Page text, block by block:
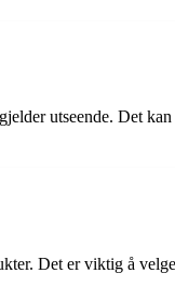
utseende. Det
Det er viktig å